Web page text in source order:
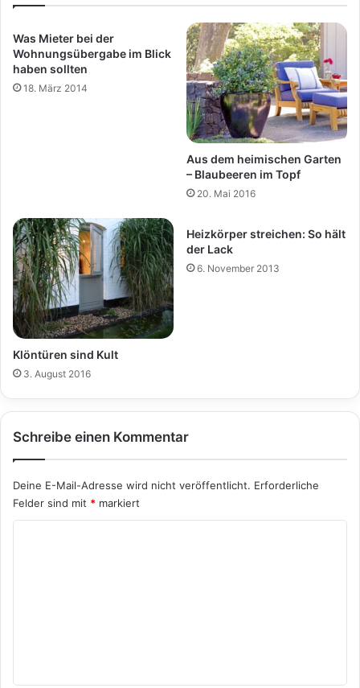
Was Mieter bei der
Wohnungsübergabe im Blick
haben sollten
18. März 2014
Aus dem heimischen Garten
– Blaubeeren im Topf
20. Mai 2016
Klöntüren sind Kult
3. August 2016
Heizkörper streichen: So hält
der Lack
6. November 2013
Schreibe einen Kommentar
Deine E-Mail-Adresse wird nicht veröffentlicht. Erforderliche
Felder sind mit * markiert